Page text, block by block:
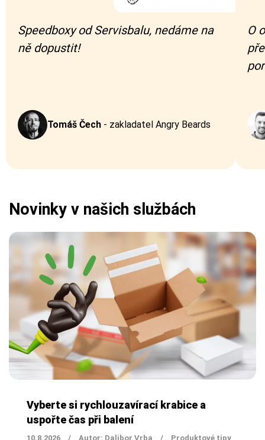
Speedboxy od Servisbalu, nedáme na
ně dopustit!
Tomáš Čech - zakladatel Angry Beards
O
Novinky v našich službách
Vyberte si rychlouzavírací krabice a
uspořte čas při balení
10.8.2026 / Autor: Dalibor Vrba / Produktové tipy